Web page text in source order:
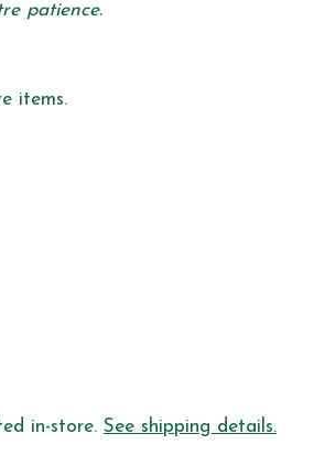
patience.
items.
in-store. See shipping details.